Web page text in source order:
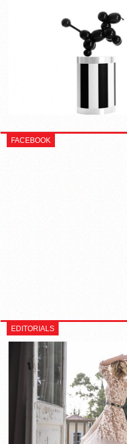
FACEBOOK
EDITORIALS